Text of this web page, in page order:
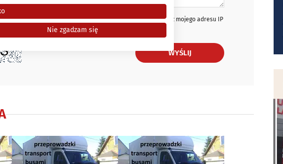
moich danych zawartych w formularzu kontaktowym oraz mojego adresu IP
WYŚLIJ
źródeł
Nie zgadzam się